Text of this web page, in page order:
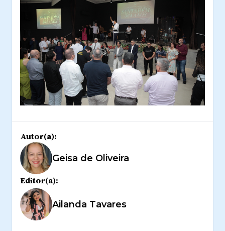
Autor(a):
Geisa de Oliveira
Editor(a):
Ailanda Tavares